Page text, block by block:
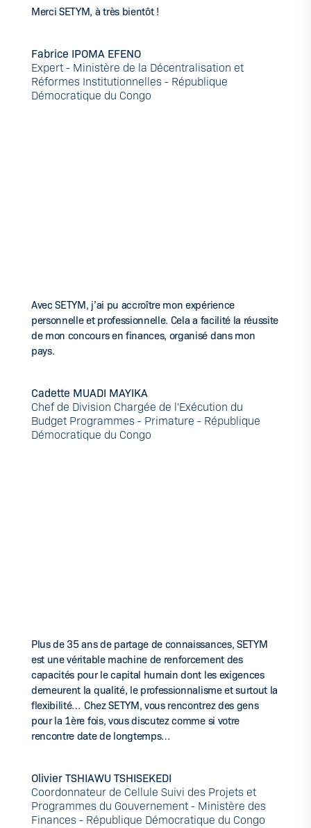
Merci SETYM, à très bientôt !
Fabrice IPOMA EFENO
Expert - Ministère de la Décentralisation et
Réformes Institutionnelles - République
Démocratique du Congo
Avec SETYM, j’ai pu accroître mon expérience
personnelle et professionnelle. Cela a facilité la réussite
de mon concours en finances, organisé dans mon
pays.
Cadette MUADI MAYIKA
Chef de Division Chargée de l'Exécution du
Budget Programmes - Primature - République
Démocratique du Congo
Plus de 35 ans de partage de connaissances, SETYM
est une véritable machine de renforcement des
capacités pour le capital humain dont les exigences
demeurent la qualité, le professionnalisme et surtout la
flexibilité… Chez SETYM, vous rencontrez des gens
pour la 1ère fois, vous discutez comme si votre
rencontre date de longtemps…
Olivier TSHIAWU TSHISEKEDI
Coordonnateur de Cellule Suivi des Projets et
Programmes du Gouvernement - Ministère des
Finances - République Démocratique du Congo